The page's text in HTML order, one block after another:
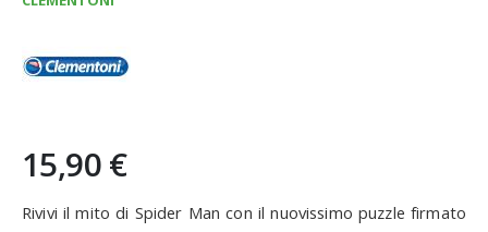
15,90 €
Rivivi il mito di Spider Man con il nuovissimo puzzle firmato